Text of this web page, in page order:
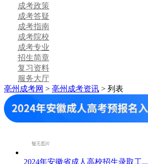
成考政策
成考答疑
成考指南
成考院校
成考专业
招生简章
复习资料
服务大厅
亳州成考网 > 亳州成考资讯 > 列表
2024年安徽省成人高校招生录取工...